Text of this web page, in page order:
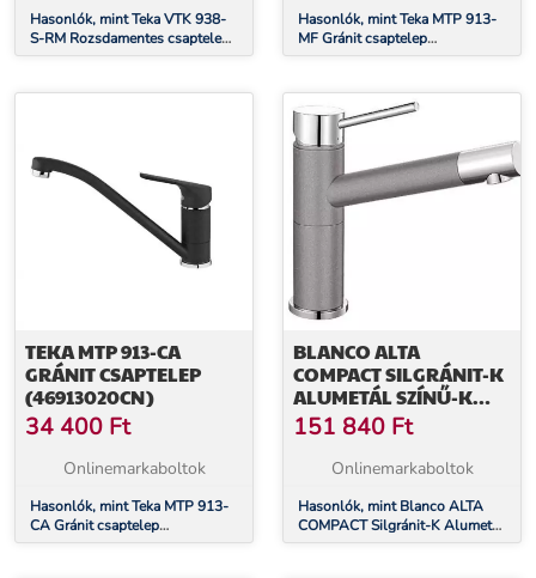
Hasonlók, mint Teka VTK 938-
S-RM Rozsdamentes csaptelep
(249380200)
Hasonlók, mint Teka MTP 913-
MF Gránit csaptelep
(46913020Q)
TEKA MTP 913-CA
GRÁNIT CSAPTELEP
(46913020CN)
34 400 Ft
Onlinemarkaboltok
Hasonlók, mint Teka MTP 913-
CA Gránit csaptelep
(46913020CN)
BLANCO ALTA
COMPACT SILGRÁNIT-K
ALUMETÁL SZÍNŰ-K
GRÁNIT - KRÓM
CSAPTELEP (515316)
151 840 Ft
Onlinemarkaboltok
Hasonlók, mint Blanco ALTA
COMPACT Silgránit-K Alumetál
színű-K Gránit - króm csaptelep